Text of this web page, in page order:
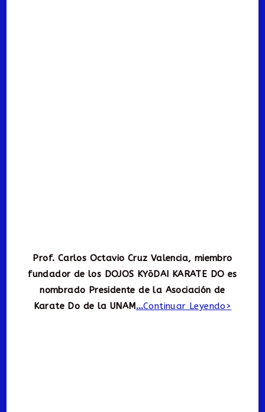
Prof. Carlos Octavio Cruz Valencia, miembro
fundador de los DOJOS KYōDAI KARATE DO es
nombrado Presidente de la Asociación de
Karate Do de la UNAM…Continuar Leyendo>